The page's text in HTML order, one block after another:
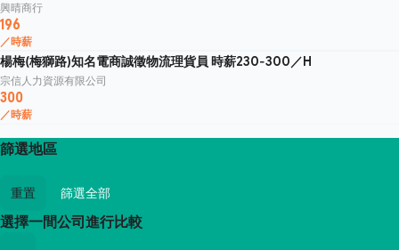
興晴商行
196
／時薪
楊梅(梅獅路)知名電商誠徵物流理貨員 時薪230-300／H
宗信人力資源有限公司
300
／時薪
篩選地區
重置 篩選全部
選擇一間公司進行比較